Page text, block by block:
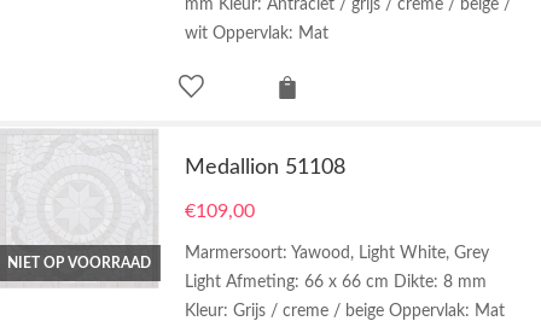
mm Kleur: Antraciet / grijs / creme / beige /
wit Oppervlak: Mat
NIET OP VOORRAAD
Medallion 51108
€109,00
Marmersoort: Yawood, Light White, Grey
Light Afmeting: 66 x 66 cm Dikte: 8 mm
Kleur: Grijs / creme / beige Oppervlak: Mat